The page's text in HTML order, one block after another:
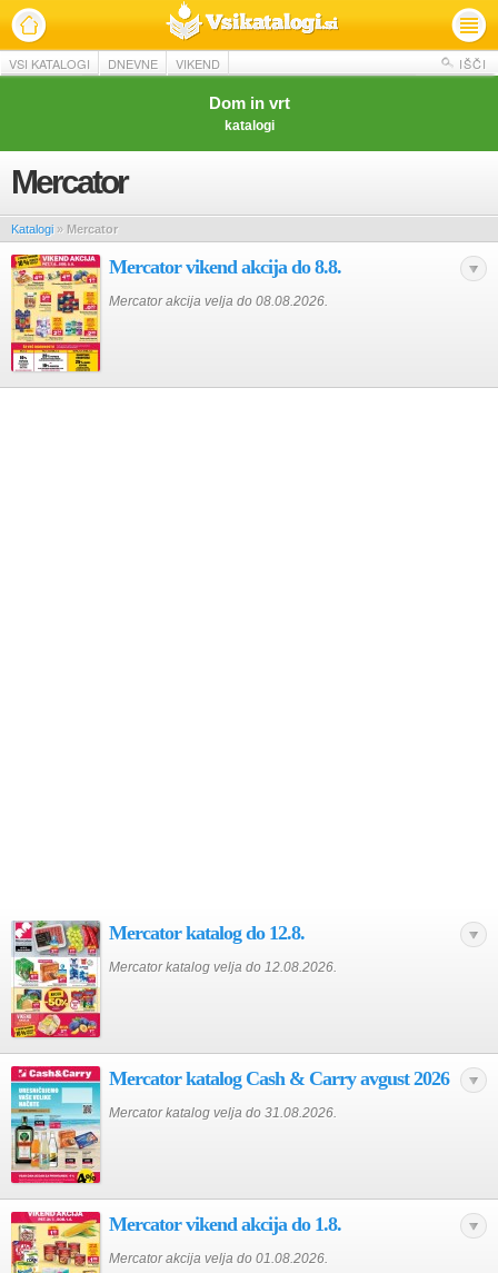
VSI KATALOGI DNEVNE VIKEND IŠČI
Dom in vrt
katalogi
Mercator
Katalogi » Mercator
Mercator vikend akcija do 8.8.
Mercator akcija velja do 08.08.2026.
Mercator katalog do 12.8.
Mercator katalog velja do 12.08.2026.
Mercator katalog Cash & Carry avgust 2026
Mercator katalog velja do 31.08.2026.
Mercator vikend akcija do 1.8.
Mercator akcija velja do 01.08.2026.